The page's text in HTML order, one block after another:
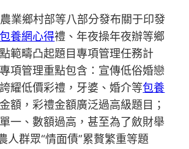
業鄉村部等八部分發布關于印發
包養網心得禮、年夜操年夜辦等鄉
範疇凸起題目專項管理任務計
項管理重點包含：宣傳低俗婚戀
耀低價彩禮，牙婆、婚介等包養
額，彩禮金額廣泛過高級題目；
一、數額過高，甚至為了斂財舉
人群眾“情面債”累贅繁重等題